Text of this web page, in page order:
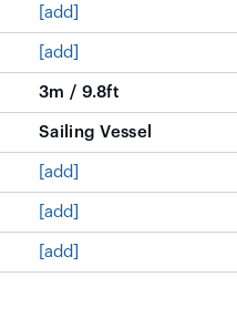
[add]
[add]
3m / 9.8ft
Sailing Vessel
[add]
[add]
[add]